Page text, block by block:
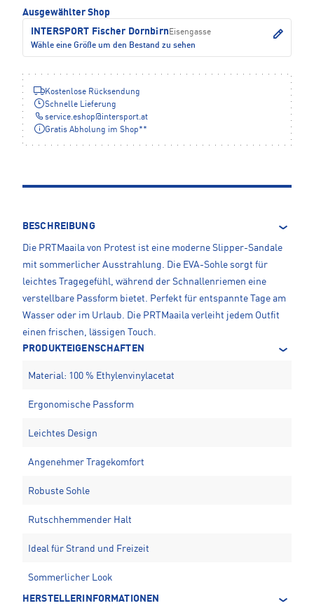
Ausgewählter Shop
INTERSPORT Fischer Dornbirn Eisengasse
Wähle eine Größe um den Bestand zu sehen
Kostenlose Rücksendung
Schnelle Lieferung
service.eshop@ intersport.at
Gratis Abholung im Shop**
BESCHREIBUNG
Die PRTMaaila von Protest ist eine moderne Slipper-Sandale
mit sommerlicher Ausstrahlung. Die EVA-Sohle sorgt für
leichtes Tragegefühl, während der Schnallenriemen eine
verstellbare Passform bietet. Perfekt für entspannte Tage am
Wasser oder im Urlaub. Die PRTMaaila verleiht jedem Outfit
einen frischen, lässigen Touch.
PRODUKTEIGENSCHAFTEN
Material: 100 % Ethylenvinylacetat
Ergonomische Passform
Leichtes Design
Angenehmer Tragekomfort
Robuste Sohle
Rutschhemmender Halt
Ideal für Strand und Freizeit
Sommerlicher Look
HERSTELLERINFORMATIONEN